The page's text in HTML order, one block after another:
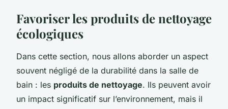
Favoriser les produits de nettoyage
écologiques
Dans cette section, nous allons aborder un aspect
souvent négligé de la durabilité dans la salle de
bain : les produits de nettoyage. Ils peuvent avoir
un impact significatif sur l’environnement, mais il